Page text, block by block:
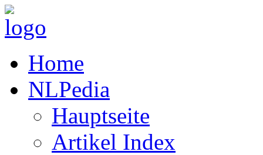
Home
NLPedia
Hauptseite
Artikel Index